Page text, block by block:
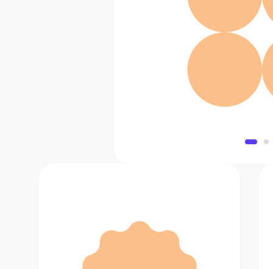
Железная
3 800
Добавить в